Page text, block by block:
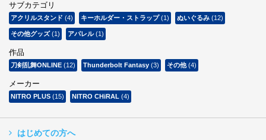
サブカテゴリ
アクリルスタンド (4) キーホルダー・ストラップ(1) ぬいぐるみ (12)
その他グッズ(1) アパレル(1)
作品
刀剣乱舞ONLINE (12) Thunderbolt Fantasy (3) その他(4)
メーカー
NITRO PLUS (15) NITRO CHiRAL (4)
はじめての方へ